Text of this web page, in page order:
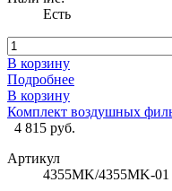
Есть
В корзину
Подробнее
В корзину
Комплект воздушных
4 815 руб.
Артикул
4355MK/4355MK-01